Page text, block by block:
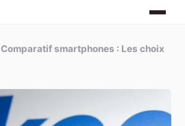
Comparatif smartphones : Les choix